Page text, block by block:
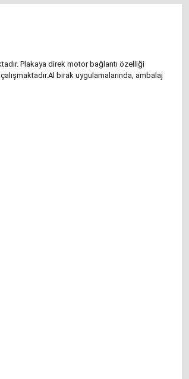
Plakaya direk motor bağlantı özelliği
bırak uygulamalarında, ambalaj